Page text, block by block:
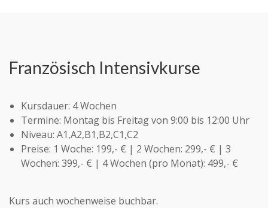
Französisch Intensivkurse
Kursdauer: 4 Wochen
Termine: Montag bis Freitag von 9:00 bis 12:00 Uhr
Niveau: A1,A2,B1,B2,C1,C2
Preise: 1 Woche: 199,- € | 2 Wochen: 299,- € | 3
Wochen: 399,- € | 4 Wochen (pro Monat): 499,- €
Kurs auch wochenweise buchbar.